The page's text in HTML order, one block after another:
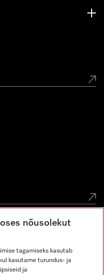
nõusolekut
tagamiseks kasutab
kasutame turundus- ja
ja